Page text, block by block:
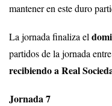
mantener en este duro
La jornada finaliza el
partidos de la jornada entre
recibiendo a Real
Jornada 7